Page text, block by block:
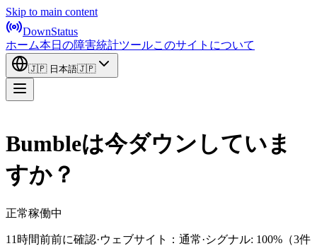
Skip to main content
DownStatus
ホーム本日の障害統計ツールこのサイトについて
🇯🇵 日本語🇯🇵
Bumbleは今ダウンしていま
すか？
正常稼働中
11時間前前に確認·ウェブサイト：通常·シグナル: 100% （3件